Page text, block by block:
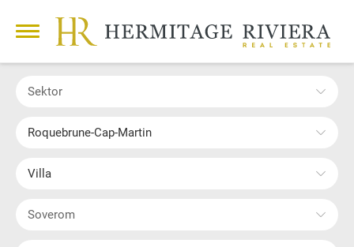
Sektor
Roquebrune-Cap-Martin
Villa
Soverom